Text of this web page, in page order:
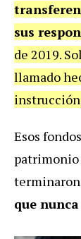
sus
de 2019.
llamado
Esos
patrimonio
terminaron
que